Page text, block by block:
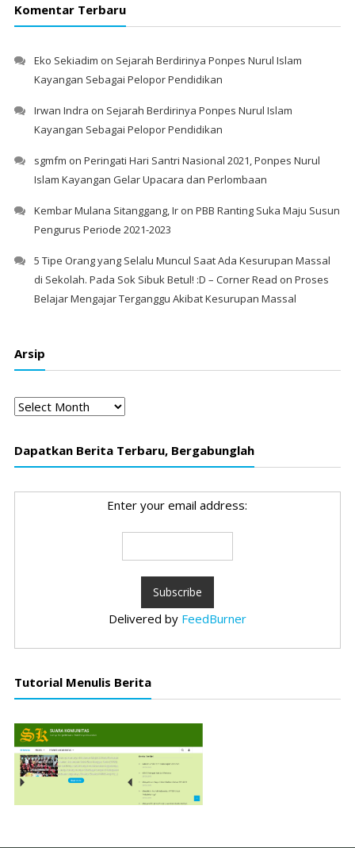
Komentar Terbaru
Eko Sekiadim on Sejarah Berdirinya Ponpes Nurul Islam
Kayangan Sebagai Pelopor Pendidikan
Irwan Indra on Sejarah Berdirinya Ponpes Nurul Islam
Kayangan Sebagai Pelopor Pendidikan
sgmfm on Peringati Hari Santri Nasional 2021, Ponpes Nurul
Islam Kayangan Gelar Upacara dan Perlombaan
Kembar Mulana Sitanggang, Iron PBB Ranting Suka Maju Susun
Pengurus Periode 2021-2023
5 Tipe Orang yang Selalu Muncul Saat Ada Kesurupan Massal
di Sekolah. Pada Sok Sibuk Betul! :D – Corner Read on Proses
Belajar Mengajar Terganggu Akibat Kesurupan Massal
Arsip
Arsip
Dapatkan Berita Terbaru, Bergabunglah
Enter your email address:
Delivered by FeedBurner
Tutorial Menulis Berita